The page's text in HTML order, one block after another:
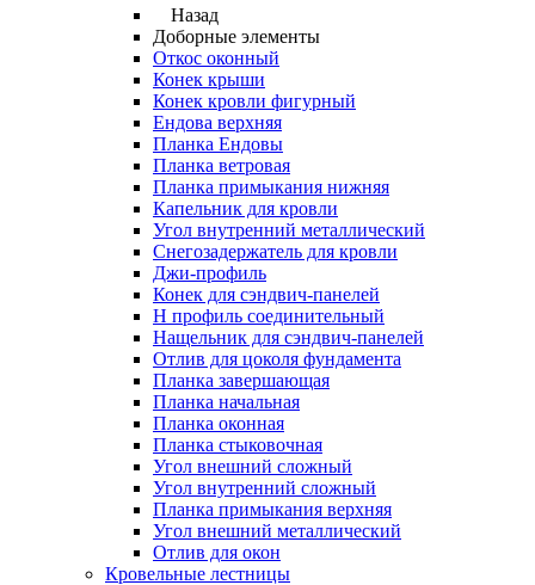
Назад
Доборные элементы
Откос оконный
Конек крыши
Конек кровли фигурный
Ендова верхняя
Планка Ендовы
Планка ветровая
Планка примыкания нижняя
Капельник для кровли
Угол внутренний металлический
Снегозадержатель для кровли
Джи-профиль
Конек для сэндвич-панелей
Н профиль соединительный
Нащельник для сэндвич-панелей
Отлив для цоколя фундамента
Планка завершающая
Планка начальная
Планка оконная
Планка стыковочная
Угол внешний сложный
Угол внутренний сложный
Планка примыкания верхняя
Угол внешний металлический
Отлив для окон
Кровельные лестницы